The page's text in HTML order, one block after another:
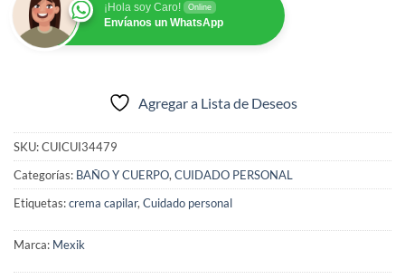
¡Hola soy Caro! Online
Envíanos un WhatsApp
Agregar a Lista de Deseos
SKU:CUICUI34479
Categorías: BAÑO Y CUERPO, CUIDADO PERSONAL
Etiquetas:crema capilar, Cuidado personal
Marca: Mexik